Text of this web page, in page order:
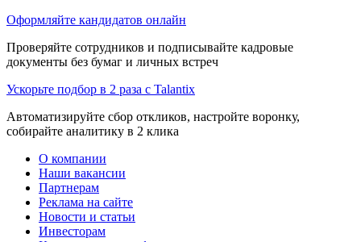
Оформляйте кандидатов онлайн
Проверяйте сотрудников и подписывайте кадровые
документы без бумаг и личных встреч
Ускорьте подбор в 2 раза с Talantix
Автоматизируйте сбор откликов, настройте воронку,
собирайте аналитику в 2 клика
О компании
Наши вакансии
Партнерам
Реклама на сайте
Новости и статьи
Инвесторам